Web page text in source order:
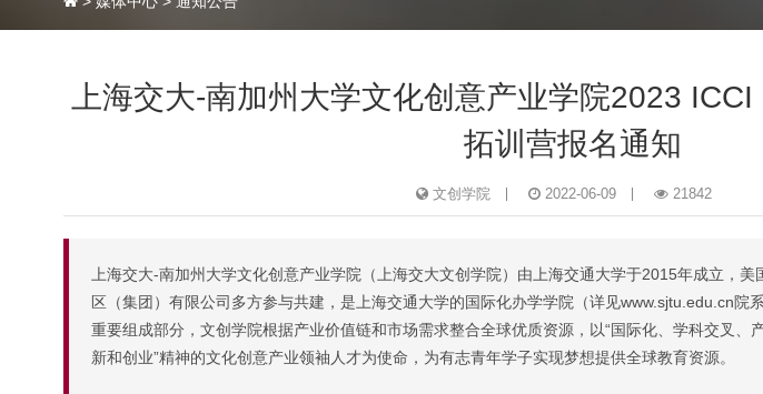
上海交大-南加州大学文化创意产业学院2023
拓训营报名通知
文创学院 2022-06-09 21842
上海交大-南加州大学文化创意产业学院（上海交大文创学院）由上海交通大学于2015年成立，
区（集团）有限公司多方参与共建，是上海交通大学的国际化办学学院（详见www.sjtu.edu.cn院
重要组成部分，文创学院根据产业价值链和市场需求整合全球优质资源，以“国际化、学科交叉、
新和创业”精神的文化创意产业领袖人才为使命，为有志青年学子实现梦想提供全球教育资源。